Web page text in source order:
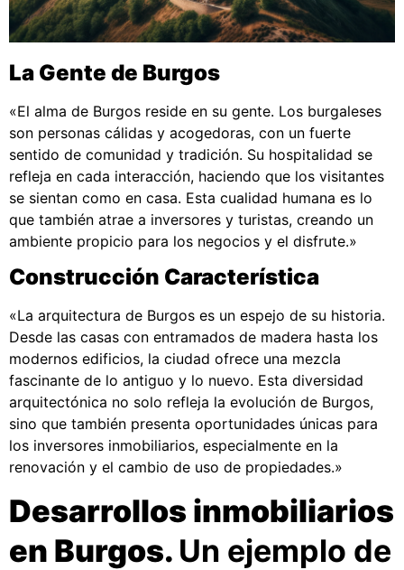
La Gente de Burgos
«El alma de Burgos reside en su gente. Los burgaleses
son personas cálidas y acogedoras, con un fuerte
sentido de comunidad y tradición. Su hospitalidad se
refleja en cada interacción, haciendo que los visitantes
se sientan como en casa. Esta cualidad humana es lo
que también atrae a inversores y turistas, creando un
ambiente propicio para los negocios y el disfrute.»
Construcción Característica
«La arquitectura de Burgos es un espejo de su historia.
Desde las casas con entramados de madera hasta los
modernos edificios, la ciudad ofrece una mezcla
fascinante de lo antiguo y lo nuevo. Esta diversidad
arquitectónica no solo refleja la evolución de Burgos,
sino que también presenta oportunidades únicas para
los inversores inmobiliarios, especialmente en la
renovación y el cambio de uso de propiedades.»
Desarrollos inmobiliarios
en Burgos. Un ejemplo de